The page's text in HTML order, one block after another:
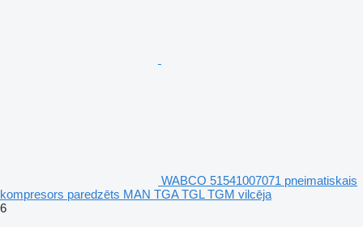
WABCO 51541007071 pneimatiskais
kompresors paredzēts MAN TGA TGL TGM vilcēja
6